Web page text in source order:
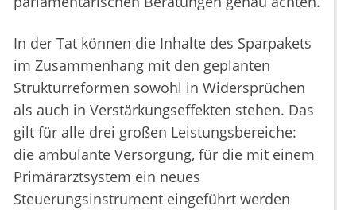
In der Tat können die Inhalte des Sparpakets
im Zusammenhang mit den geplanten
Strukturreformen sowohl in Widersprüchen
als auch in Verstärkungseffekten stehen. Das
gilt für alle drei großen Leistungsbereiche:
die ambulante Versorgung, für die mit einem
Primärarztsystem ein neues
Steuerungsinstrument eingeführt werden